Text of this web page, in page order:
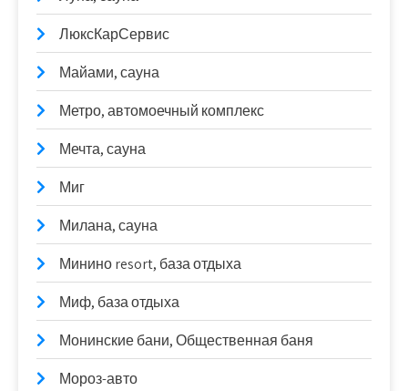
ЛюксКарСервис
Майами, сауна
Метро, автомоечный комплекс
Мечта, сауна
Миг
Милана, сауна
Минино resort, база отдыха
Миф, база отдыха
Монинские бани, Общественная баня
Мороз-авто